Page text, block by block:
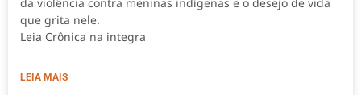
da violência contra meninas indígenas e o desejo de vida
que grita nele.
Leia Crônica na integra
LEIA MAIS